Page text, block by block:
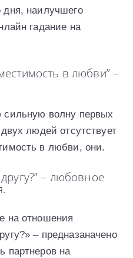
наилучшего
гадание на
в любви” –
волну первых
людей отсутствует
в любви, они.
– любовное
на отношения
– предназаначено
партнеров на